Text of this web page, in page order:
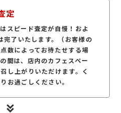
定
スピード査定が自慢！およ
了いたします。（お客様の
数によってお待たせする場
間は、店内のカフェスペー
し上がりいただけます。く
お過ごしください。